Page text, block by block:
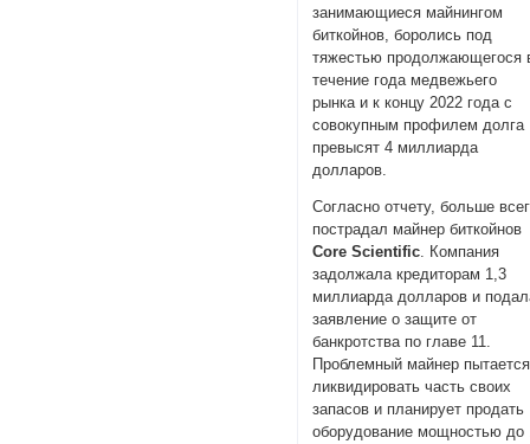
занимающиеся майнингом
биткойнов, боролись под
тяжестью продолжающегося
течение года медвежьего
рынка и к концу 2022 года с
совокупным профилем долга
превысят 4 миллиарда
долларов.
Согласно отчету, больше
пострадал майнер биткойнов
Core Scientific. Компания
задолжала кредиторам 1,3
миллиарда долларов и
заявление о защите от
банкротства по главе 11.
Проблемный майнер пытается
ликвидировать часть своих
запасов и планирует продать
оборудование мощностью до